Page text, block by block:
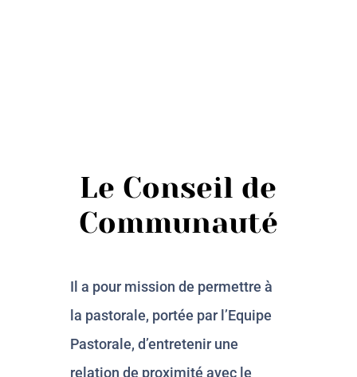
Le Conseil de
Communauté
Il a pour mission de permettre à
la pastorale, portée par l’Equipe
Pastorale, d’entretenir une
relation de proximité avec le